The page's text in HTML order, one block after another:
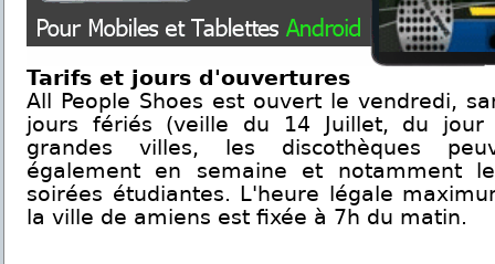
Tarifs et jours d'ouvertures
All People Shoes est ouvert le vendredi,
jours fériés (veille du 14 Juillet, du jour
grandes villes, les discothèques
également en semaine et notamment
soirées étudiantes. L'heure légale
la ville de amiens est fixée à 7h du matin.